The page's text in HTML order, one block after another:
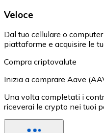
Veloce
Dal tuo cellulare o
piattaforme e acquisire le
Compra criptovalute
Inizia a comprare Aave
Una volta completati i
riceverai le crypto nei tuoi